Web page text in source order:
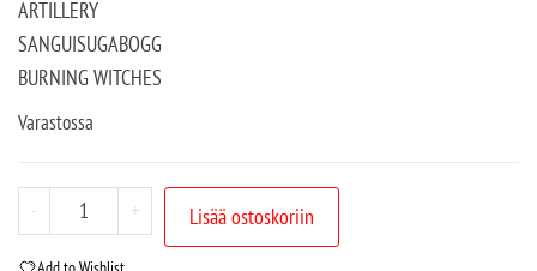
ARTILLERY
SANGUISUGABOGG
BURNING WITCHES
Varastossa
- + Lisää ostoskoriin